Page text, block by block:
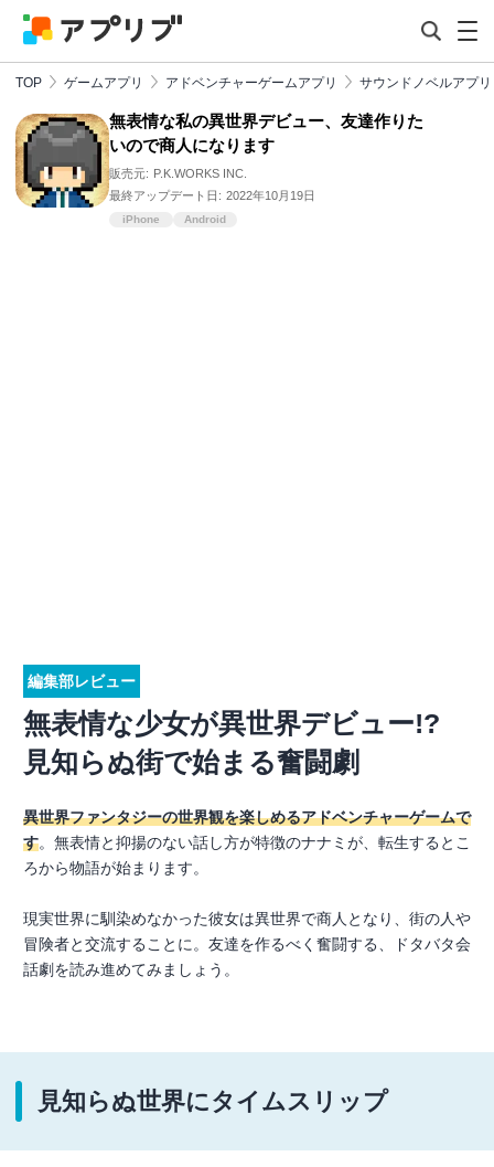
TOP ゲームアプリ アドベンチャーゲームアプリ サウンドノベルアプリ
無表情な私の異世界デビュー、友達作りた
いので商人になります
販売元: P.K.WORKS INC.
最終アップデート日: 2022年10月19日
iPhone Android
編集部レビュー
無表情な少女が異世界デビュー!?
見知らぬ街で始まる奮闘劇
異世界ファンタジーの世界観を楽しめるアドベンチャーゲームで
す。無表情と抑揚のない話し方が特徴のナナミが、転生するとこ
ろから物語が始まります。
現実世界に馴染めなかった彼女は異世界で商人となり、街の人や
冒険者と交流することに。友達を作るべく奮闘する、ドタバタ会
話劇を読み進めてみましょう。
見知らぬ世界にタイムスリップ